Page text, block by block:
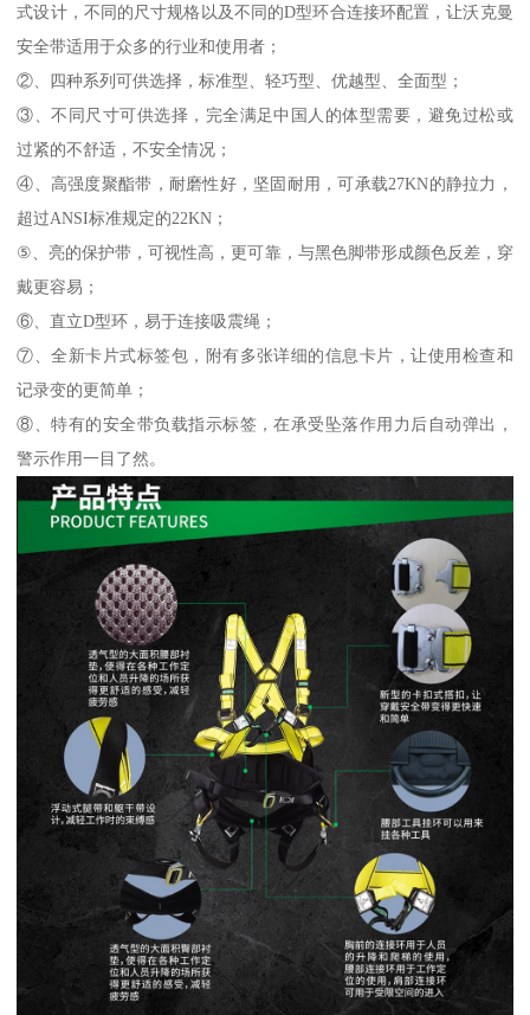
式设计，不同的尺寸规格以及不同的D型环合连接环配置，让沃克曼
安全带适用于众多的行业和使用者；
②、四种系列可供选择，标准型、轻巧型、优越型、全面型；
③、不同尺寸可供选择，完全满足中国人的体型需要，避免过松或
过紧的不舒适，不安全情况；
④、高强度聚酯带，耐磨性好，坚固耐用，可承载27KN的静拉力，
超过ANSI标准规定的22KN；
⑤、亮的保护带，可视性高，更可靠，与黑色脚带形成颜色反差，穿
戴更容易；
⑥、直立D型环，易于连接吸震绳；
⑦、全新卡片式标签包，附有多张详细的信息卡片，让使用检查和
记录变的更简单；
⑧、特有的安全带负载指示标签，在承受坠落作用力后自动弹出，
警示作用一目了然。